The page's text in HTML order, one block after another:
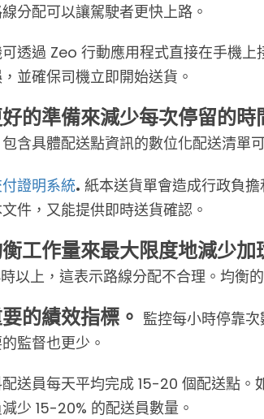
分配可以讓駕駛者更快上路。
透過 Zeo 行動應用程式直接在手機
並確保司機立即開始送貨。
的準備來減少每次停留的時
含具體配送點資訊的數位化配送清單
證明系統. 紙本送貨單會造成行政負
件，又能提供即時送貨確認。
工作量來最大限度地減少加
以上，這表示路線分配不合理。均衡
的績效指標。 監控每小時停靠
監督也更少。
送員每天平均完成 15-20 個配送點
少 15-20% 的配送員數量。